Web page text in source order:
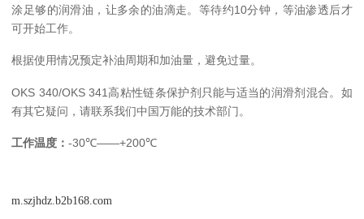
涂足够的润滑油，让多余的油滴走。等待约10分钟，等油渗透后才
可开始工作。
根据使用情况预定补油周期和加油量，避免过量。
OKS 340/OKS 341高粘性链条保护剂只能与适当的润滑剂混合。如
有其它疑问，请联系我们中国万能的技术部门。
工作温度：-30℃——+200℃
m.szjhdz.b2b168.com